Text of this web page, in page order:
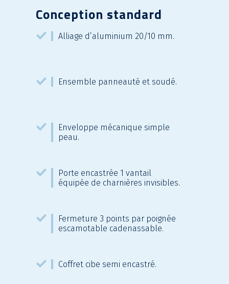
Conception standard
Alliage d’aluminium 20/10 mm.
Ensemble panneauté et soudé.
Enveloppe mécanique simple
peau.
Porte encastrée 1 vantail
équipée de charnières invisibles.
Fermeture 3 points par poignée
escamotable cadenassable.
Coffret cibe semi encastré.